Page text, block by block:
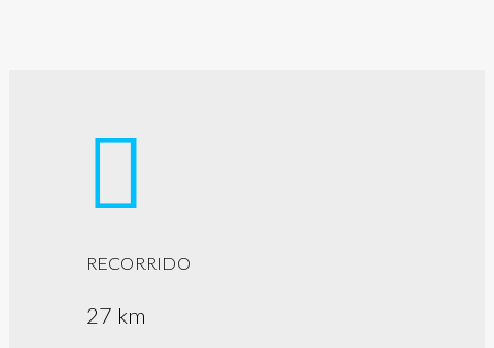
RECORRIDO
27 km